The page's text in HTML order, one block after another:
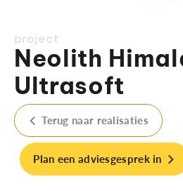
project
Neolith
Ultrasoft
Terug naar realisaties
Plan een adviesgesprek in